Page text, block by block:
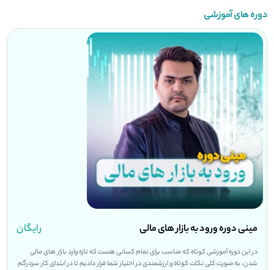
دوره های آموزشی
مینی دوره ورود به بازار های مالی رایگان
در این دوره آموزشی کوتاه که مناسب برای تمام کسانی هست که تازه وارد بازار های مالی
شدن، به صورت کلی نکات کوتاه و ارزشمندی در اختیار شما قرار دادیم تا در ابتدای کار سردرگم